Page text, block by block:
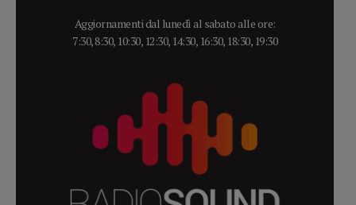
Aggiornamenti dal lunedì al sabato alle ore:
7:30, 8:30, 10:30, 12:30, 14:30, 16:30, 18:30, 19:30